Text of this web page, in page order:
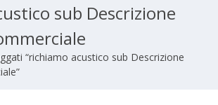
sub Descrizione
“richiamo acustico sub Descrizione